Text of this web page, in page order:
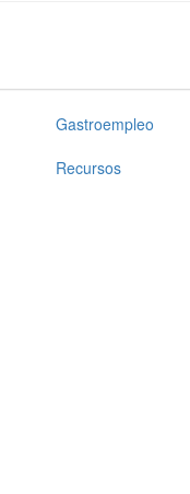
Gastroempleo
Recursos